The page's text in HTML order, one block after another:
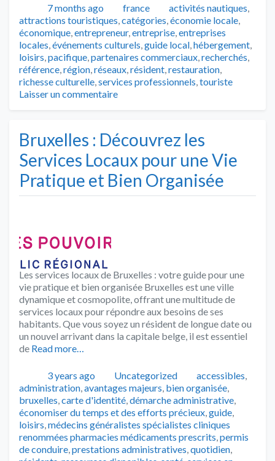
Publié7 months ago Catégories
france Tags
activités nautiques,
attractions touristiques,catégories,économie locale,
économique,entrepreneur,entreprise,entreprises
locales,événements culturels,guide local,hébergement,
loisirs,pacifique,partenaires commerciaux,recherchés,
référence,région,réseaux,résident,restauration,
richesse culturelle,services professionnels,touriste
Laisser un commentaire
Bruxelles : Découvrez les
Services Locaux pour une Vie
Pratique et Bien Organisée
Les services locaux de Bruxelles : votre guide pour une
vie pratique et bien organisée Bruxelles est une ville
dynamique et cosmopolite, offrant une multitude de
services locaux pour répondre aux besoins de ses
habitants. Que vous soyez un résident de longue date ou
un nouvel arrivant dans la capitale belge, il est essentiel
de Read more…
Publié3 years ago Catégories
Uncategorized Tags
accessibles,
administration,avantages majeurs, bien organisée,
bruxelles,carte d'identité,démarche administrative,
économiser du temps et des efforts précieux,guide,
loisirs,médecins généralistes spécialistes cliniques
renommées pharmacies médicaments prescrits,permis
de conduire,prestations administratives,quotidien,